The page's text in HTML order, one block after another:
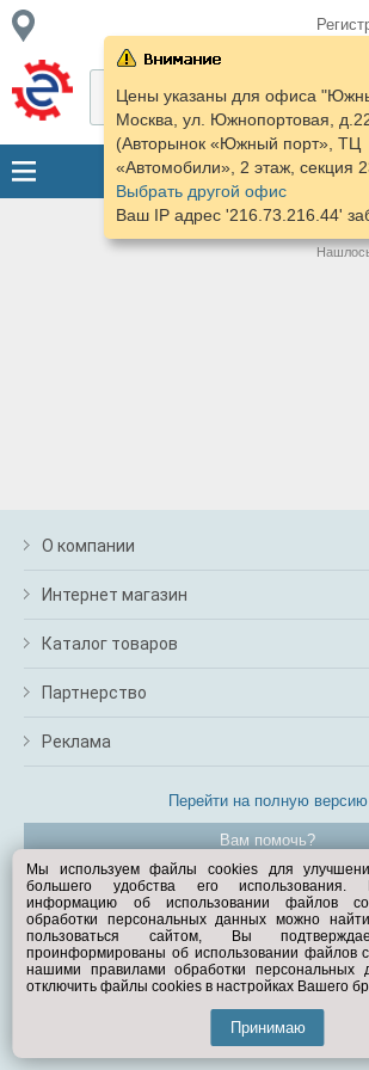
Цены указаны для офиса
Москва, ул. Южнопортовая,
(Авторынок «Южный порт», ТЦ
«Автомобили», 2 этаж, секция
Выбрать другой офис
Ваш IP адрес '216.73.216.44'
О компании
Интернет магазин
Каталог товаров
Партнерство
Реклама
Перейти на полную версию
Вам помочь?
© Exist.ru 1998—2026
Мы используем файлы cookies для
большего удобства его использования.
информацию об использовании файлов
обработки персональных данных можно
пользоваться сайтом, Вы
проинформированы об использовании файлов
нашими правилами обработки
отключить файлы cookies в настройках Вашего
Принимаю